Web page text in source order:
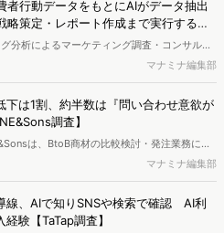
※本レポートは記事のフォームから無料でダ
者行動データをもとにAIがデータ抽出
略策定・レポート作成まで実行する
ェント」を提供開始
分析によるマーケティング調査・コンサルテ
する株式会社ヴァリューズは、国内最大規模
データを基盤としたマーケティングリサーチ
ックピット）」の新機能として、AIが市場分
ト作成までを自律的にサポートする
ト」の提供を開始いたしました。
マナミナ編集部
下は1割、約半数は『問い合わせ意欲が
調査】
は、BtoB商材の比較検討・発注業務に携
コンテンツのAIっぽさに関する意識調査を実施
。
マナミナ編集部
線、AIで知りSNSや検索で確認 AI利
験【TaTap調査】